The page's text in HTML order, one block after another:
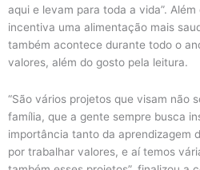
aqui e levam para toda a vida”.
incentiva uma alimentação mais
também acontece durante todo o
valores, além do gosto pela leitura.
“São vários projetos que visam não
família, que a gente sempre busca
importância tanto da aprendizagem
por trabalhar valores, e aí temos